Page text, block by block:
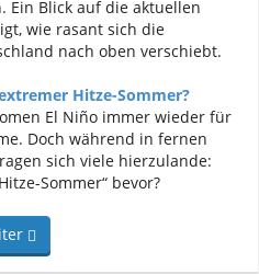
Ein Blick auf die aktuellen
wie rasant sich die
nach oben verschiebt.
Hitze-Sommer?
El Niño immer wieder für
Doch während in fernen
sich viele hierzulande:
Sommer“ bevor?